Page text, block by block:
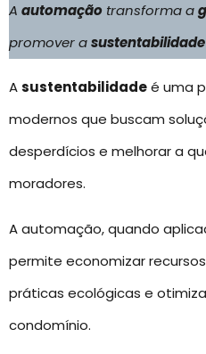
A automação transforma a
promover asustentabilidade
Asustentabilidadeé uma
modernos que buscam
desperdícios e melhorar a
moradores.
A automação, quando
permite economizar
práticas ecológicas e
condomínio.